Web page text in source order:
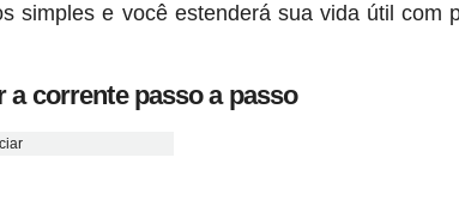
simples e você estenderá sua vida útil com
corrente passo a passo